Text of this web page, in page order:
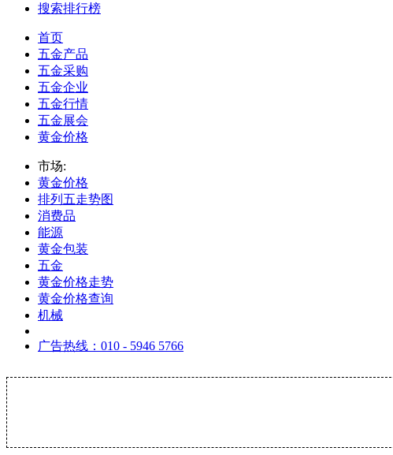
搜索排行榜
首页
五金产品
五金采购
五金企业
五金行情
五金展会
黄金价格
市场:
黄金价格
排列五走势图
消费品
能源
黄金包装
五金
黄金价格走势
黄金价格查询
机械
广告热线：010 - 5946 5766